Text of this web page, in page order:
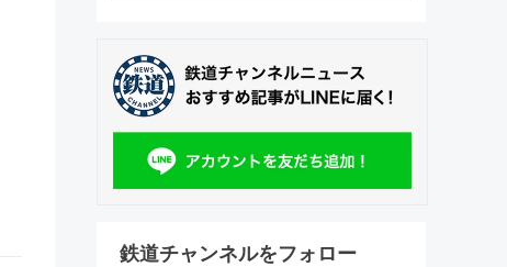
鉄道チャンネルをフォロー